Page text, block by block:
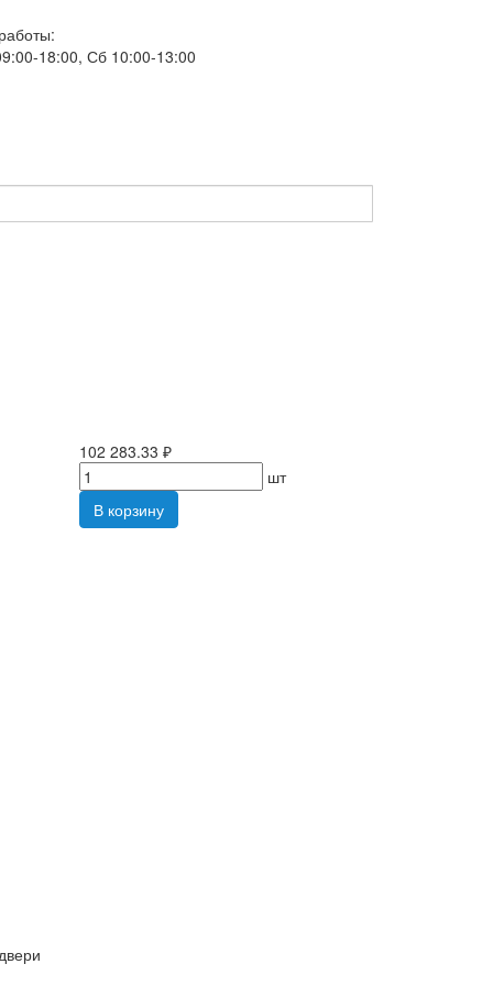
18:00, Сб 10:00-13:00
102 283.33 ₽
шт
В корзину